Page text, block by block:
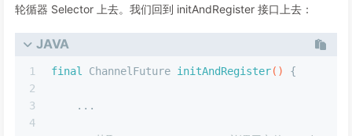
轮循器 Selector 上去。我们回到 initAndRegister 接口上去：
JAVA
1
2
3
4
final ChannelFuture initAndRegister() {
    ...